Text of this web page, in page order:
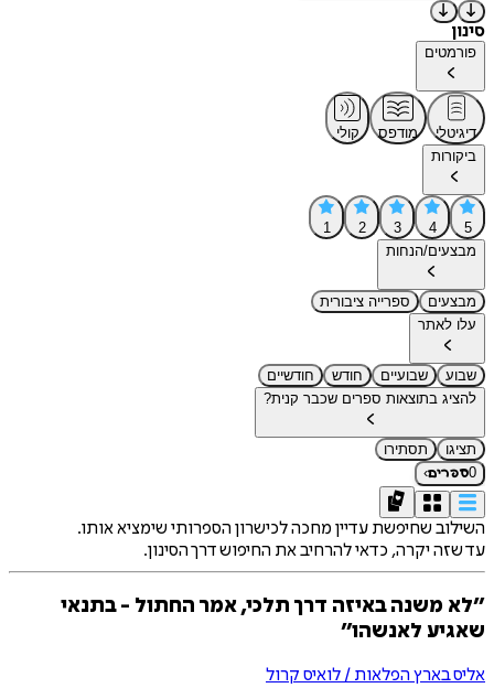
סינון
פורמטים
דיגיטלי מודפס
קולי
ביקורות
5
4
3
2
1
מבצעים/הנחות
מבצעים
ספרייה ציבורית
עלו לאתר
שבוע שבועיים חודש
חודשיים
להציג בתוצאות ספרים שכבר קנית?
תציגו
תסתירו
0ספרים›
השילוב שחיפשת עדיין מחכה לכישרון הספרותי שימציא אותו.
עד שזה יקרה, כדאי להרחיב את החיפוש דרך הסינון.
״לא משנה באיזה דרך תלכי, אמר החתול - בתנאי
שאגיע לאנשהו״
אליס בארץ הפלאות / לואיס קרול